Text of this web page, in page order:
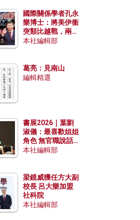
國際關係學者孔永
樂博士：將美伊衝
突類比越戰，兩者
有何異同？中國崛
本社編輯部
葛亮：見南山
編輯精選
書展2026｜葉劉
淑儀：最喜歡姐姐
角色 無官職說話
包袱少
本社編輯部
梁鏡威獲任方大副
校長 呂大樂加盟
社科院
本社編輯部